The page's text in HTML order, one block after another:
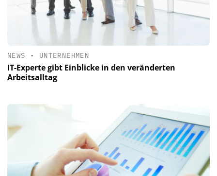
NEWS • UNTERNEHMEN
IT-Experte gibt Einblicke in den veränderten
Arbeitsalltag